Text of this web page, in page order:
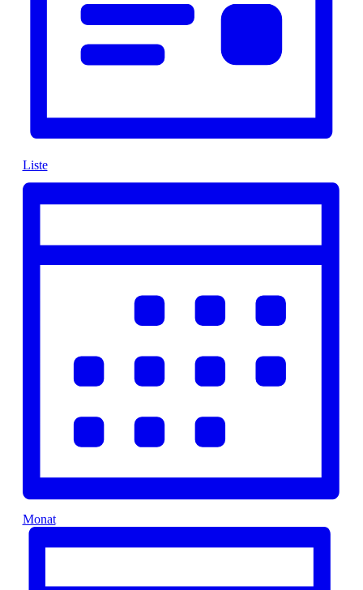
Liste
Monat